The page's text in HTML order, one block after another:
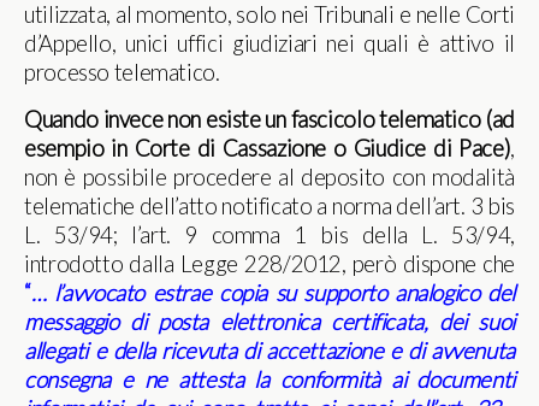
utilizzata, al momento, solo nei Tribunali e nelle Corti
d’Appello, unici uffici giudiziari nei quali è attivo il
processo telematico.
Quando invece non esiste un fascicolo telematico (ad
esempio in Corte di Cassazione o Giudice di Pace),
non è possibile procedere al deposito con modalità
telematiche dell’atto notificato a norma dell’art. 3 bis
L. 53/94; l’art. 9 comma 1 bis della L. 53/94,
introdotto dalla Legge 228/2012, però dispone che
“… l’avvocato estrae copia su supporto analogico del
messaggio di posta elettronica certificata, dei suoi
allegati e della ricevuta di accettazione e diavvenuta
consegna e ne attesta la conformità ai documenti